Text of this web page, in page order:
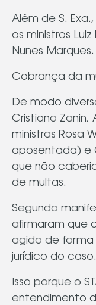
Além de S.
os ministros Luiz
Nunes Marques.
Cobrança da
De modo
Cristiano Zanin,
ministras Rosa
aposentada) e
que não
de multas.
Segundo
afirmaram que
agido de forma
jurídico do caso.
Isso porque o
entendimento